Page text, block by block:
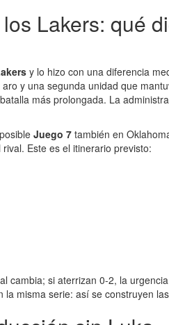
Lakers: qué
y lo hizo con una diferencia
y una segunda unidad que
más prolongada. La
Juego 7 también en
Este es el itinerario previsto:
cambia; si aterrizan 0-2, la
misma serie: así se construyen